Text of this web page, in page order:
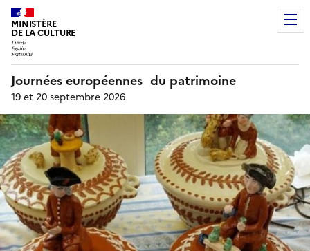
MINISTÈRE
DE LA CULTURE
Journées européennes du patrimoine
19 et 20 septembre 2026